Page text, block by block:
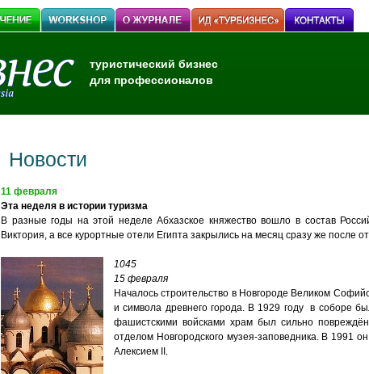
туристический бизнес
для профессионалов
Новости
11 февраля
Эта неделя в истории туризма
В разные годы на этой неделе Абхазское княжество вошло в состав
Виктория, а все курортные отели Египта закрылись на месяц сразу же после
1045
15 февраля
Началось строительство в Новгороде Великом
и символа древнего города. В 1929 году в соборе
фашистскими войсками храм был сильно
отделом Новгородского музея-заповедника. В 1991
Алексием II.